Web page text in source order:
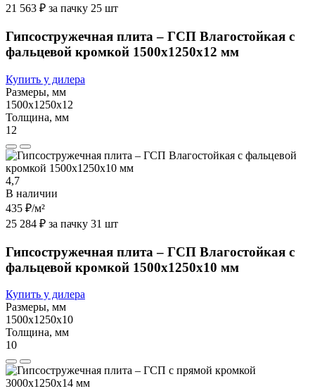
21 563 ₽ за пачку 25 шт
Гипсостружечная плита – ГСП Влагостойкая с
фальцевой кромкой 1500х1250х12 мм
Купить у дилера
Размеры, мм
1500х1250х12
Толщина, мм
12
4,7
В наличии
435 ₽/м²
25 284 ₽ за пачку 31 шт
Гипсостружечная плита – ГСП Влагостойкая с
фальцевой кромкой 1500х1250х10 мм
Купить у дилера
Размеры, мм
1500х1250х10
Толщина, мм
10